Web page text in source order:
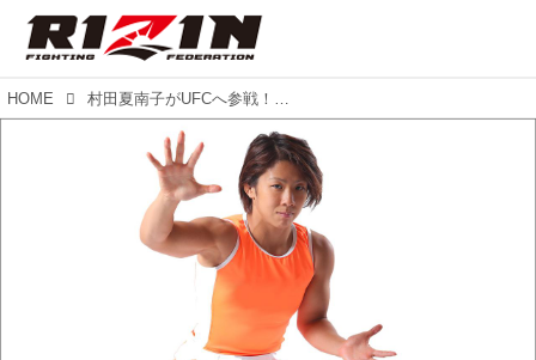
HOME 村田夏南子がUFCへ参戦！「RIZINの看板を背負って世界と闘います」